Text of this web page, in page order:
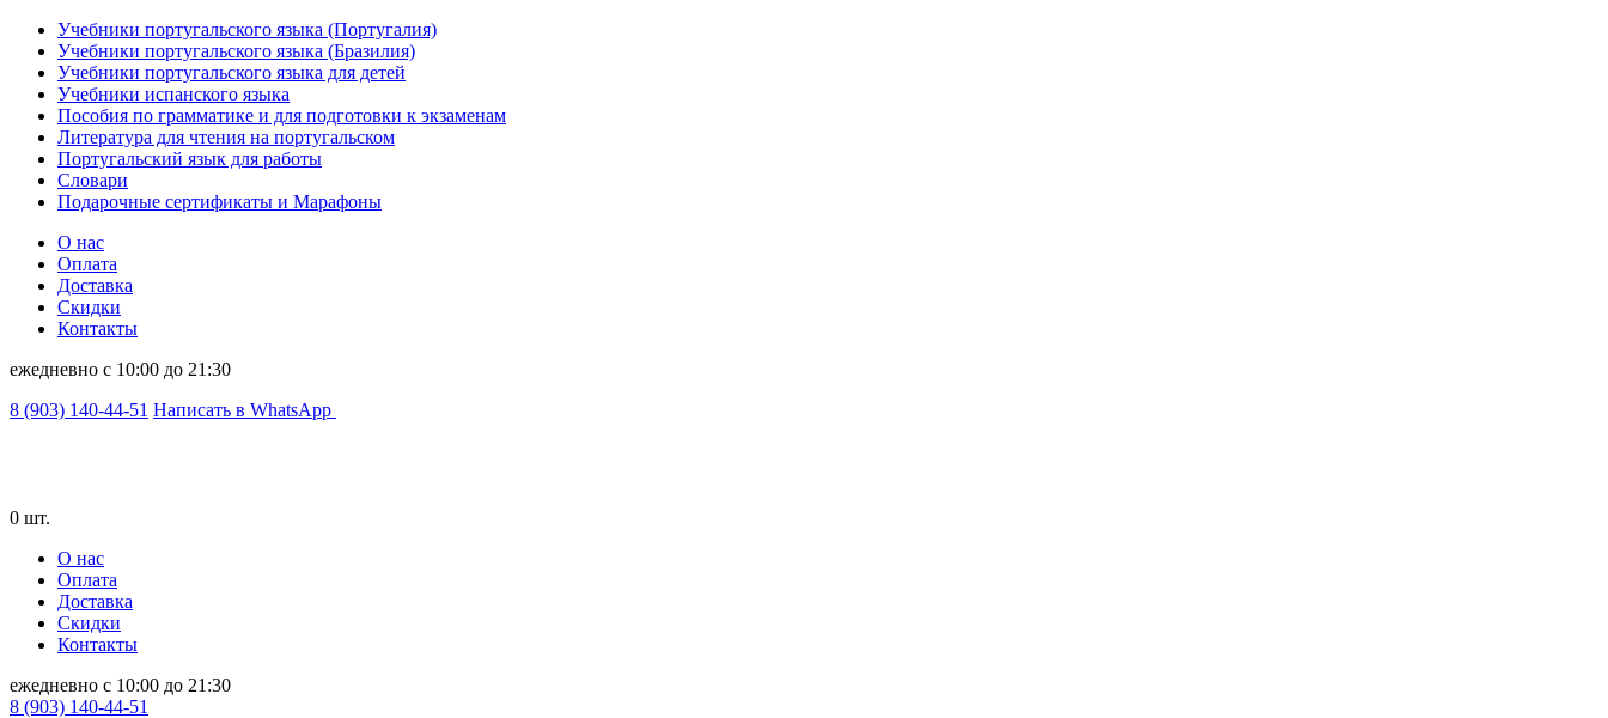
Учебники португальского языка (Португалия)
Учебники португальского языка (Бразилия)
Учебники португальского языка для детей
Учебники испанского языка
Пособия по грамматике и для подготовки к экзаменам
Литература для чтения на португальском
Португальский язык для работы
Словари
Подарочные сертификаты и Марафоны
О нас
Оплата
Доставка
Скидки
Контакты
ежедневно с 10:00 до 21:30
8 (903) 140-44-51 Написать в WhatsApp
0 шт.
О нас
Оплата
Доставка
Скидки
Контакты
ежедневно с 10:00 до 21:30
8 (903) 140-44-51